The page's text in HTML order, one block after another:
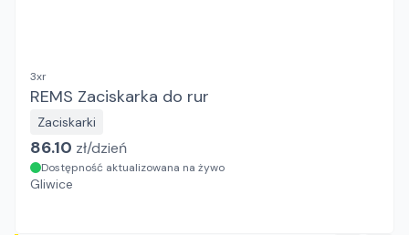
3xr
REMS Zaciskarka do rur
Zaciskarki
86.10 zł/dzień
Dostępność aktualizowana na żywo
Gliwice